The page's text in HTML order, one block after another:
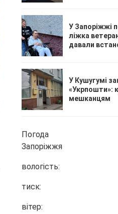
У Запоріжжі
ліжка
давали
У Кушугумі
«Укрпошти»:
мешканцям
Погода
Запоріжжя
вологість:
тиск:
вітер: